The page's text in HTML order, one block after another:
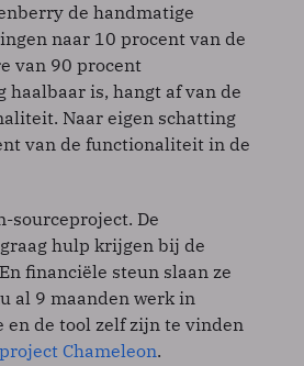
de handmatige
naar 10 procent van de
van 90 procent
is, hangt af van de
Naar eigen schatting
van de functionaliteit in de
sourceproject. De
hulp krijgen bij de
financiële steun slaan ze
al 9 maanden werk in
de tool zelf zijn te vinden
Chameleon.